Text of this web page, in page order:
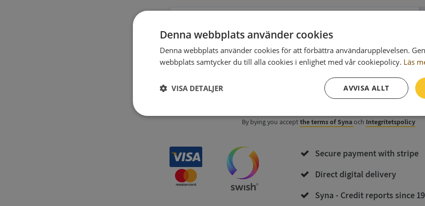
Receipt data(optional)
Purchase and download
By bying you acceptthe terms of Synaoch Integritetspolicy
Secure payment with stripe
Direct digital delivery
Syna - Credit reports since
Denna webbplats använder cookies
Denna webbplats använder cookies för att förbättra användarupplevelsen.
webbplats samtycker du till alla cookies i enlighet med vår cookiepolicy. Läs
AVVISA ALLT
VISA DETALJER
Strikt
Prestanda Inriktning Funktioner
Prestanda Inriktning Funktioner